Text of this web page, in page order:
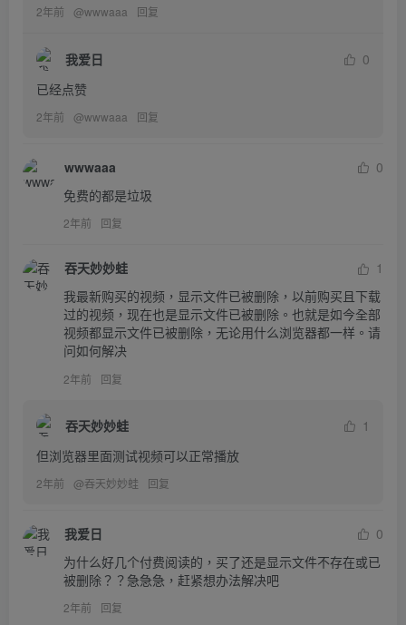
2年前 @wwwaaa 回复
我爱日
0
已经点赞
2年前 @wwwaaa 回复
wwwaaa
0
免费的都是垃圾
2年前 回复
吞天妙妙蛙
1
我最新购买的视频，显示文件已被删除，以前购买且下载
过的视频，现在也是显示文件已被删除。也就是如今全部
视频都显示文件已被删除，无论用什么浏览器都一样。请
问如何解决
2年前 回复
吞天妙妙蛙
1
但浏览器里面测试视频可以正常播放
2年前 @吞天妙妙蛙 回复
我爱日
0
为什么好几个付费阅读的，买了还是显示文件不存在或已
被删除？？急急急，赶紧想办法解决吧
2年前 回复